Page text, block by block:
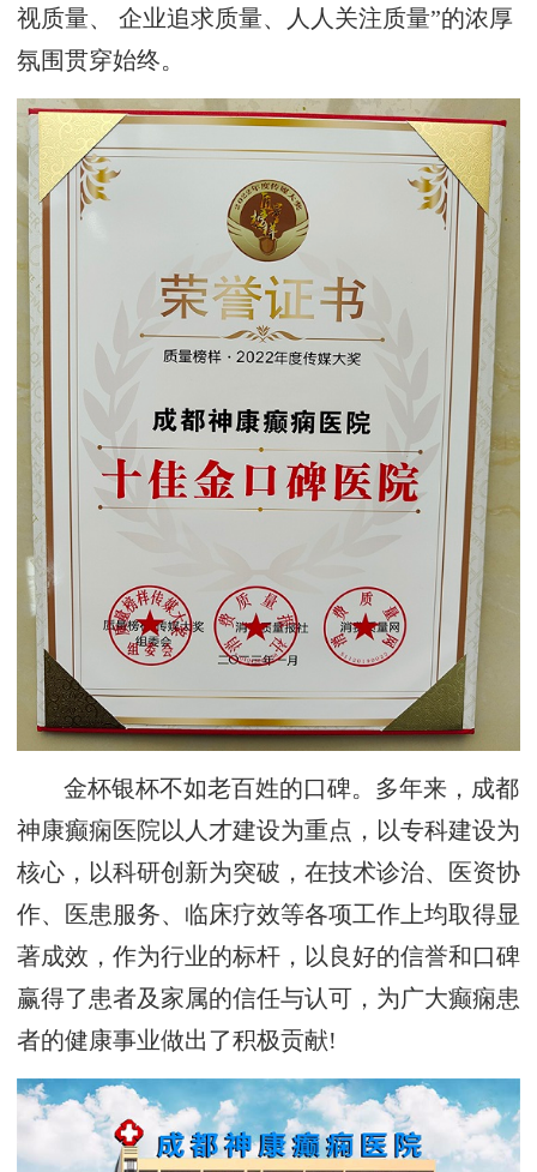
视质量、 企业追求质量、人人关注质量”的浓厚
氛围贯穿始终。
金杯银杯不如老百姓的口碑。多年来，成都
神康癫痫医院以人才建设为重点，以专科建设为
核心，以科研创新为突破，在技术诊治、医资协
作、医患服务、临床疗效等各项工作上均取得显
著成效，作为行业的标杆，以良好的信誉和口碑
赢得了患者及家属的信任与认可，为广大癫痫患
者的健康事业做出了积极贡献!